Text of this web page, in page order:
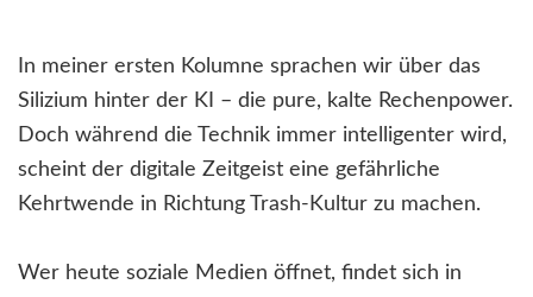
In meiner ersten Kolumne sprachen wir über das
Silizium hinter der KI – die pure, kalte Rechenpower.
Doch während die Technik immer intelligenter wird,
scheint der digitale Zeitgeist eine gefährliche
Kehrtwende in Richtung Trash-Kultur zu machen.
Wer heute soziale Medien öffnet, findet sich in